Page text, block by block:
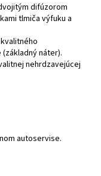
difúzorom
tlmiča výfuku a
náter).
nehrdzavejúcej
autoservise.